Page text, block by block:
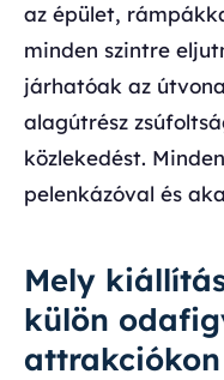
az épület,
minden szintre
járhatóak az
alagútrész
közlekedést.
pelenkázóval és
Mely
külön